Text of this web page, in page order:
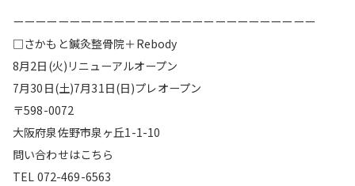
ーーーーーーーーーーーーーーーーーーーーーーーーーーー
□さかもと鍼灸整骨院＋Rebody
8月2日(火)リニューアルオープン
7月30日(土)7月31日(日)プレオープン
〒598-0072
大阪府泉佐野市泉ヶ丘1-1-10
問い合わせはこちら
TEL 072-469-6563